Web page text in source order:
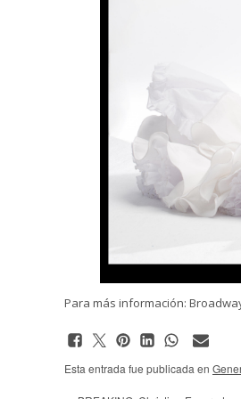
Para más información:
Esta entrada fue publicada en